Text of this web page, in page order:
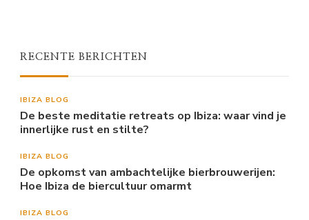
RECENTE BERICHTEN
IBIZA BLOG
De beste meditatie retreats op Ibiza: waar vind je
innerlijke rust en stilte?
IBIZA BLOG
De opkomst van ambachtelijke bierbrouwerijen:
Hoe Ibiza de biercultuur omarmt
IBIZA BLOG